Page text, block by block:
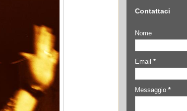
Contattaci
Nome
Email *
Messaggio *